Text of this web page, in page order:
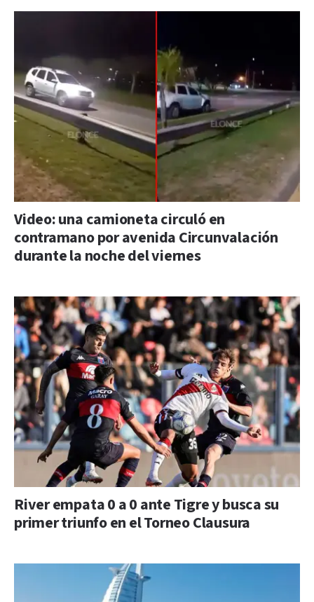
Video: una camioneta circuló en
contramano por avenida Circunvalación
durante la noche del viernes
River empata 0 a 0 ante Tigre y busca su
primer triunfo en el Torneo Clausura